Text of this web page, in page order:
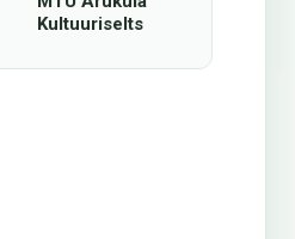
Kultuuriselts